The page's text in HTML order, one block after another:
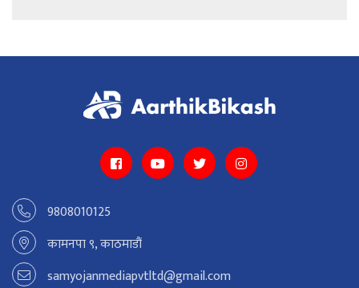
9808010125
कामनपा ९, काठमाडौं
samyojanmediapvtltd@gmail.com